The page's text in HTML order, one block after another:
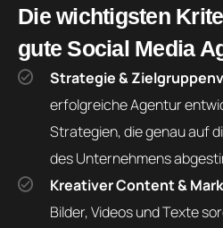
Die wichtigsten
gute Social Media
Strategie &
erfolgreiche Agentur
Strategien, die genau auf
des Unternehmens
Kreativer Content &
Bilder, Videos und Texte